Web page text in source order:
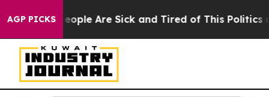
AGP PICKS
Win: “People Are Sick and Tired of This Politics of